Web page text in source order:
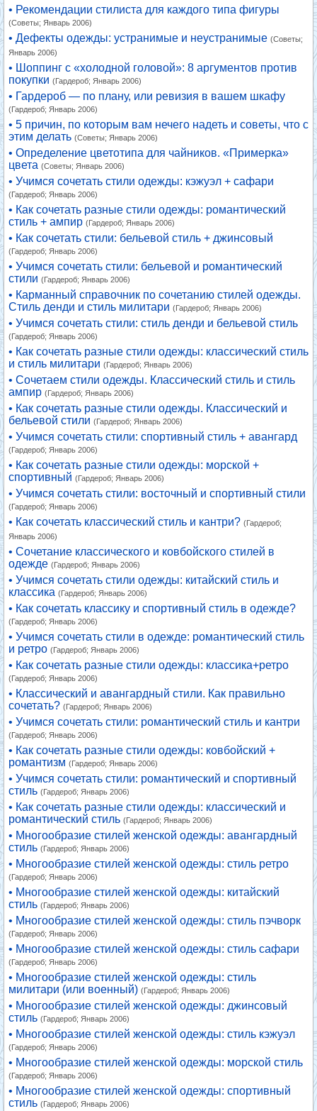
• Рекомендации стилиста для каждого типа фигуры
(Советы; Январь 2006)
• Дефекты одежды: устранимые и неустранимые (Советы;
Январь 2006)
• Шоппинг с «холодной головой»: 8 аргументов против
покупки (Гардероб; Январь 2006)
• Гардероб — по плану, или ревизия в вашем шкафу
(Гардероб; Январь 2006)
• 5 причин, по которым вам нечего надеть и советы, что с
этим делать (Советы; Январь 2006)
• Определение цветотипа для чайников. «Примерка»
цвета (Советы; Январь 2006)
• Учимся сочетать стили одежды: кэжуэл + сафари
(Гардероб; Январь 2006)
• Как сочетать разные стили одежды: романтический
стиль + ампир (Гардероб; Январь 2006)
• Как сочетать стили: бельевой стиль + джинсовый
(Гардероб; Январь 2006)
• Учимся сочетать стили: бельевой и романтический
стили (Гардероб; Январь 2006)
• Карманный справочник по сочетанию стилей одежды.
Стиль денди и стиль милитари (Гардероб; Январь 2006)
• Учимся сочетать стили: стиль денди и бельевой стиль
(Гардероб; Январь 2006)
• Как сочетать разные стили одежды: классический стиль
и стиль милитари (Гардероб; Январь 2006)
• Сочетаем стили одежды. Классический стиль и стиль
ампир (Гардероб; Январь 2006)
• Как сочетать разные стили одежды. Классический и
бельевой стили (Гардероб; Январь 2006)
• Учимся сочетать стили: спортивный стиль + авангард
(Гардероб; Январь 2006)
• Как сочетать разные стили одежды: морской +
спортивный (Гардероб; Январь 2006)
• Учимся сочетать стили: восточный и спортивный стили
(Гардероб; Январь 2006)
• Как сочетать классический стиль и кантри? (Гардероб;
Январь 2006)
• Сочетание классического и ковбойского стилей в
одежде (Гардероб; Январь 2006)
• Учимся сочетать стили одежды: китайский стиль и
классика (Гардероб; Январь 2006)
• Как сочетать классику и спортивный стиль в одежде?
(Гардероб; Январь 2006)
• Учимся сочетать стили в одежде: романтический стиль
и ретро (Гардероб; Январь 2006)
• Как сочетать разные стили одежды: классика+ретро
(Гардероб; Январь 2006)
• Классический и авангардный стили. Как правильно
сочетать? (Гардероб; Январь 2006)
• Учимся сочетать стили: романтический стиль и кантри
(Гардероб; Январь 2006)
• Как сочетать разные стили одежды: ковбойский +
романтизм (Гардероб; Январь 2006)
• Учимся сочетать стили: романтический и спортивный
стиль (Гардероб; Январь 2006)
• Как сочетать разные стили одежды: классический и
романтический стиль (Гардероб; Январь 2006)
• Многообразие стилей женской одежды: авангардный
стиль (Гардероб; Январь 2006)
• Многообразие стилей женской одежды: стиль ретро
(Гардероб; Январь 2006)
• Многообразие стилей женской одежды: китайский
стиль (Гардероб; Январь 2006)
• Многообразие стилей женской одежды: стиль пэчворк
(Гардероб; Январь 2006)
• Многообразие стилей женской одежды: стиль сафари
(Гардероб; Январь 2006)
• Многообразие стилей женской одежды: стиль
милитари (или военный) (Гардероб; Январь 2006)
• Многообразие стилей женской одежды: джинсовый
стиль (Гардероб; Январь 2006)
• Многообразие стилей женской одежды: стиль кэжуэл
(Гардероб; Январь 2006)
• Многообразие стилей женской одежды: морской стиль
(Гардероб; Январь 2006)
• Многообразие стилей женской одежды: спортивный
стиль (Гардероб; Январь 2006)